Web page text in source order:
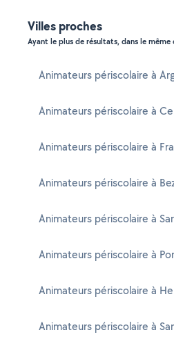
Villes proches
Ayant le plus de résultats, dans le
Animateurs périscolaire à
Animateurs périscolaire à
Animateurs périscolaire à
Animateurs périscolaire à
Animateurs périscolaire à
Animateurs périscolaire à
Animateurs périscolaire à
Animateurs périscolaire à